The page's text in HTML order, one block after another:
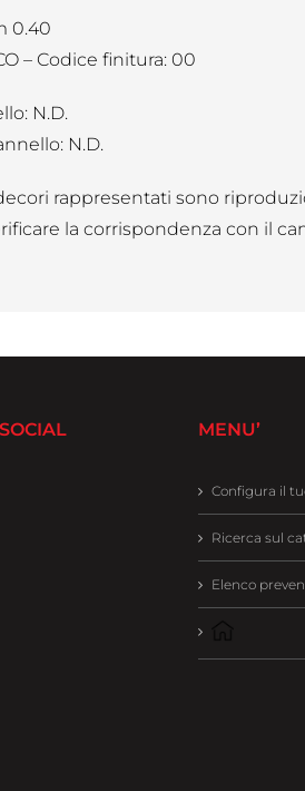
0.40
– Codice finitura: 00
N.D.
N.D.
rappresentati sono
la corrispondenza con il
MENU’
Configura il
Ricerca sul
Elenco